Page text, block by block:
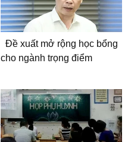
Đề xuất mở rộng học bổng
cho ngành trọng điểm